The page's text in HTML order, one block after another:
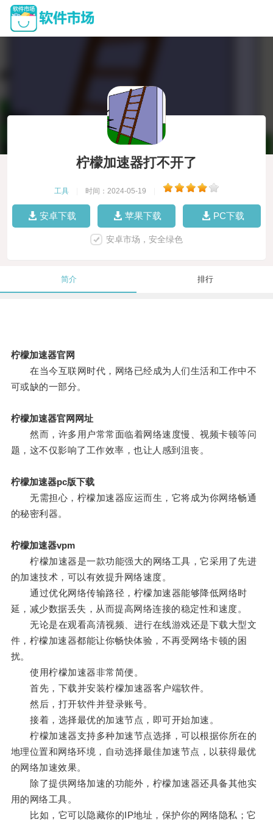
柠檬加速器打不开了
工具 时间：2024-05-19
安卓下载 苹果下载 PC下载
安卓市场，安全绿色
简介 排行
柠檬加速器官网
在当今互联网时代，网络已经成为人们生活和工作中不
可或缺的一部分。
柠檬加速器官网网址
然而，许多用户常常面临着网络速度慢、视频卡顿等问
题，这不仅影响了工作效率，也让人感到沮丧。
柠檬加速器pc版下载
无需担心，柠檬加速器应运而生，它将成为你网络畅通
的秘密利器。
柠檬加速器vpm
柠檬加速器是一款功能强大的网络工具，它采用了先进
的加速技术，可以有效提升网络速度。
通过优化网络传输路径，柠檬加速器能够降低网络时
延，减少数据丢失，从而提高网络连接的稳定性和速度。
无论是在观看高清视频、进行在线游戏还是下载大型文
件，柠檬加速器都能让你畅快体验，不再受网络卡顿的困
扰。
使用柠檬加速器非常简便。
首先，下载并安装柠檬加速器客户端软件。
然后，打开软件并登录账号。
接着，选择最优的加速节点，即可开始加速。
柠檬加速器支持多种加速节点选择，可以根据你所在的
地理位置和网络环境，自动选择最佳加速节点，以获得最优
的网络加速效果。
除了提供网络加速的功能外，柠檬加速器还具备其他实
用的网络工具。
比如，它可以隐藏你的IP地址，保护你的网络隐私；它